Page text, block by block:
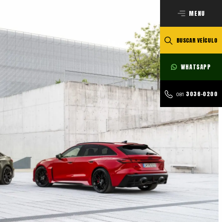
MENU
BUSCAR VEÍCULO
WHATSAPP
081 3036-0200